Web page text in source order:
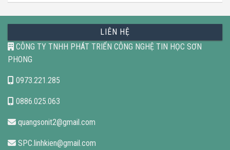
LIÊN HỆ
CÔNG TY TNHH PHÁT TRIỂN CÔNG NGHỆ TIN HỌC SƠN
PHONG
0973.221.285
0886.025.063
quangsonit2@gmail.com
SPC.linhkien@gmail.com